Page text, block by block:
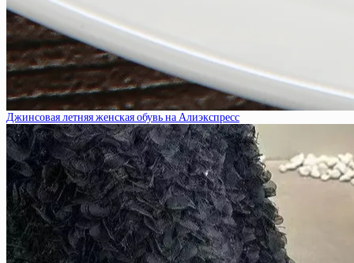
Джинсовая летняя женская обувь на Алиэкспресс